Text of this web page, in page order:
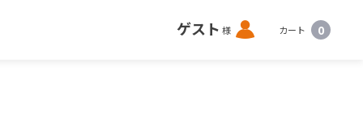
ゲスト 様 ロ
グ
カート 0